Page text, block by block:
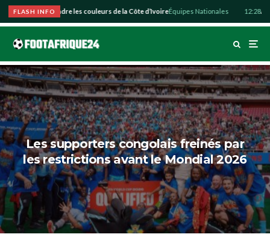
FLASH INFO
souhaite défendre les couleurs de la Côte d’IvoireÉquipes Nationales 12:28
Les supporters congolais freinés par
les restrictions avant le Mondial 2026